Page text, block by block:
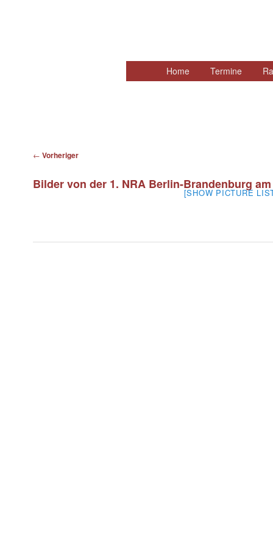
Zum
Home Termine
Beitragsnavigation
← Vorheriger
Bilder von der 1. NRA Berlin-Brandenburg
[SHOW PICTURE